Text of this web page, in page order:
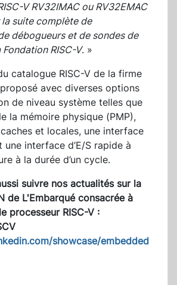
V RV32IMAC ou RV32EMAC
suite complète de
débogueurs et de sondes de
RISC-V. »
catalogue RISC-V de la firme
avec diverses options
de niveau système telles que
la mémoire physique (PMP),
et locales, une interface
interface d’E/S rapide à
à la durée d’un cycle.
suivre nos actualités sur la
de L'Embarqué consacrée à
processeur RISC-V :
showcase/embedded